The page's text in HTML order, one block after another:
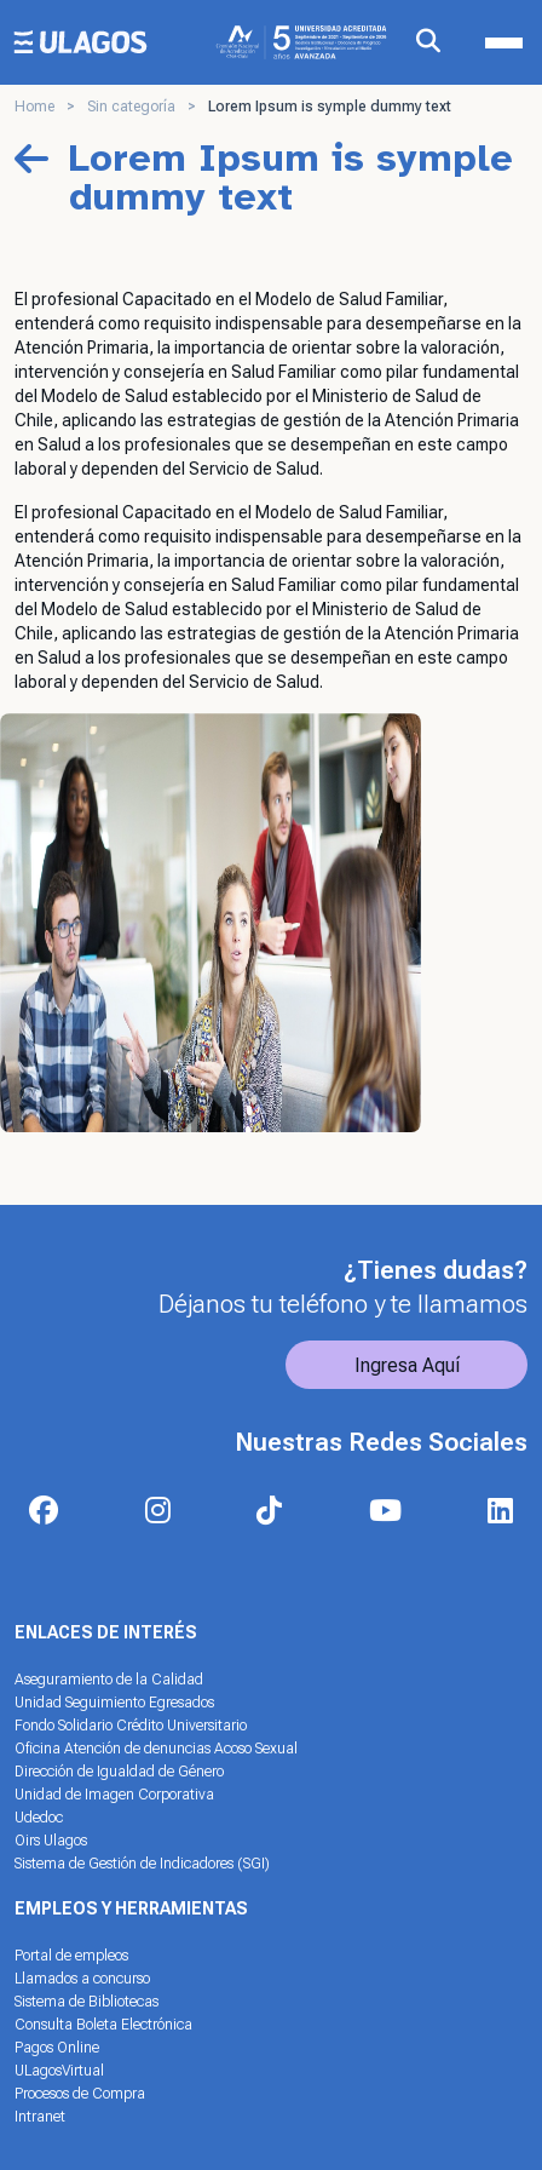
Ulagos Template
Home > Sin categoría > Lorem Ipsum is symple dummy text
Lorem Ipsum is symple
dummy text
El profesional Capacitado en el Modelo de Salud Familiar,
entenderá como requisito indispensable para desempeñarse en la
Atención Primaria, la importancia de orientar sobre la valoración,
intervención y consejería en Salud Familiar como pilar fundamental
del Modelo de Salud establecido por el Ministerio de Salud de
Chile, aplicando las estrategias de gestión de la Atención Primaria
en Salud a los profesionales que se desempeñan en este campo
laboral y dependen del Servicio de Salud.
El profesional Capacitado en el Modelo de Salud Familiar,
entenderá como requisito indispensable para desempeñarse en la
Atención Primaria, la importancia de orientar sobre la valoración,
intervención y consejería en Salud Familiar como pilar fundamental
del Modelo de Salud establecido por el Ministerio de Salud de
Chile, aplicando las estrategias de gestión de la Atención Primaria
en Salud a los profesionales que se desempeñan en este campo
laboral y dependen del Servicio de Salud.
ENLACES DE INTERÉS
Aseguramiento de la Calidad
Unidad Seguimiento Egresados
Fondo Solidario Crédito Universitario
Oficina Atención de denuncias Acoso Sexual
Dirección de Igualdad de Género
Unidad de Imagen Corporativa
Udedoc
Oirs Ulagos
Sistema de Gestión de Indicadores (SGI)
EMPLEOS Y HERRAMIENTAS
Portal de empleos
Llamados a concurso
Sistema de Bibliotecas
Consulta Boleta Electrónica
Pagos Online
ULagosVirtual
Procesos de Compra
Intranet
¿Tienes dudas?
Déjanos tu teléfono y te llamamos
Ingresa Aquí
Nuestras Redes Sociales